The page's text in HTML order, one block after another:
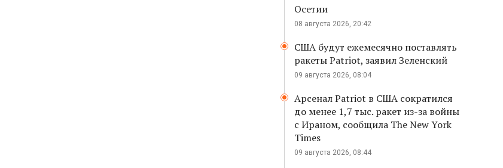
Осетии
08 августа 2026, 20:42
США будут ежемесячно поставлять
ракеты Patriot, заявил Зеленский
09 августа 2026, 08:04
Арсенал Patriot в США сократился
до менее 1,7 тыс. ракет из-за войны
с Ираном, сообщила The New York
Times
09 августа 2026, 08:44